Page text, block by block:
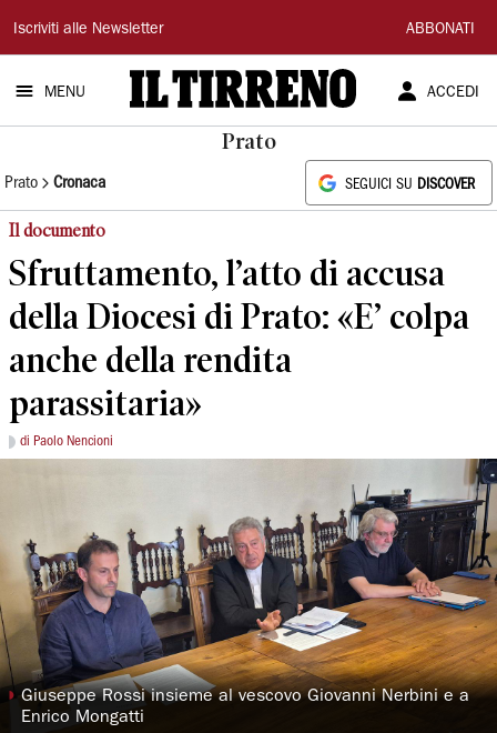
Il
Tirreno
Iscriviti alle Newsletter ABBONATI
MENU ACCEDI
Prato
Prato Cronaca SEGUICI SU DISCOVER
Il documento
Sfruttamento, l’atto di accusa
della Diocesi di Prato: «E’ colpa
anche della rendita
parassitaria»
di Paolo Nencioni
◗ Giuseppe Rossi insieme al vescovo Giovanni Nerbini e a
Enrico Mongatti